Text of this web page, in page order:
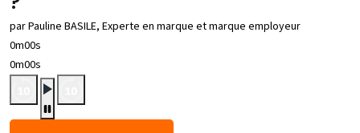
par Pauline BASILE, Experte en marque et marque employeur
0m00s
0m00s